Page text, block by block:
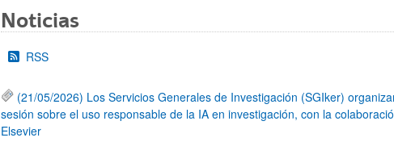
Noticias
RSS
(21/05/2026) Los Servicios Generales de Investigación (SGIker)
sesión sobre el uso responsable de la IA en investigación, con la
Elsevier